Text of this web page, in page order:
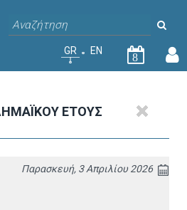
GR EN
8
ΕΤΟΥΣ
Παρασκευή, 3 Απριλίου 2026